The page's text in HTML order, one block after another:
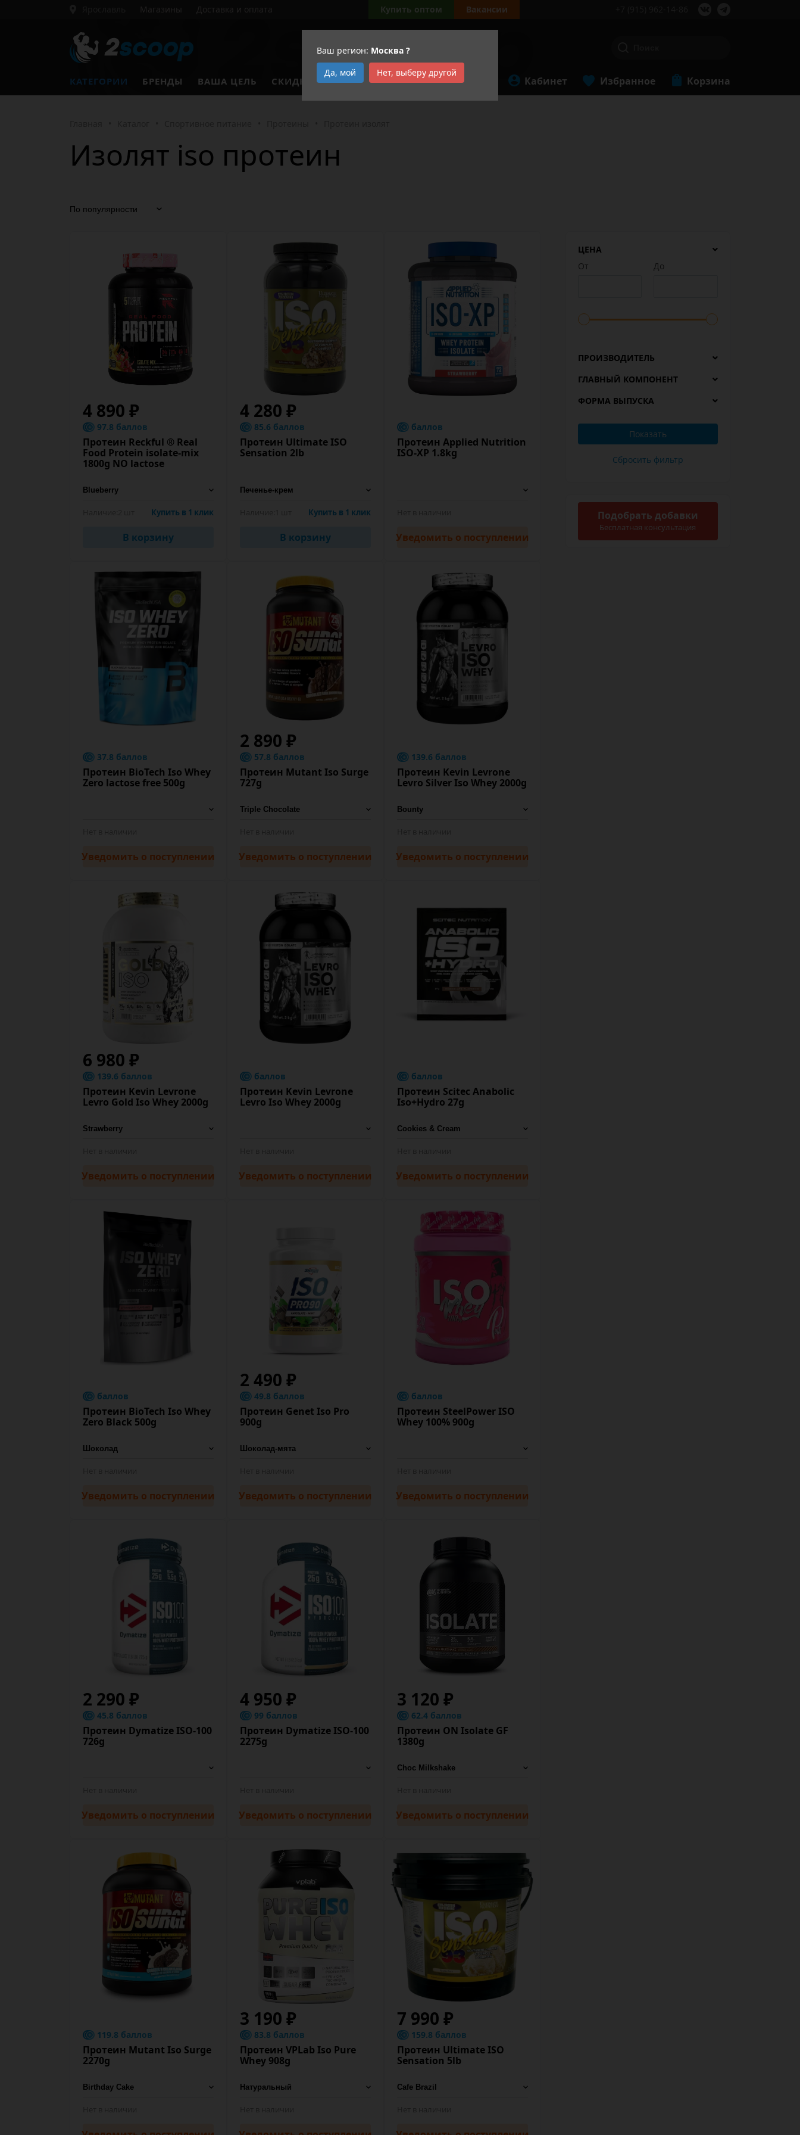
Ваш регион: Москва ?
Да, мой
Нет, выберу другой
Магазины Доставка и оплата Купить оптом Вакансии
КАТЕГОРИИ БРЕНДЫ ВАША ЦЕЛЬ СКИДКИ АКЦИИ Кабинет Избранное Корзина
Изолят iso протеин
ЦЕНА
От
До
ПРОИЗВОДИТЕЛЬ
ГЛАВНЫЙ КОМПОНЕНТ
ФОРМА ВЫПУСКА
Подобрать добавки
Бесплатная консультация
4 890 ₽
97.8 баллов
Протеин Reckful ® Real
Food Protein isolate-mix
1800g NO lactose
Купить в 1 клик
В корзину
4 280 ₽
85.6 баллов
Протеин Ultimate ISO
Sensation 2lb
Купить в 1 клик
В корзину
баллов
Протеин Applied Nutrition
ISO-XP 1.8kg
Уведомить о поступлении
37.8 баллов
Протеин BioTech Iso Whey
Zero lactose free 500g
Уведомить о поступлении
2 890 ₽
57.8 баллов
Протеин Mutant Iso Surge
727g
Уведомить о поступлении
139.6 баллов
Протеин Kevin Levrone
Levro Silver Iso Whey 2000g
Уведомить о поступлении
6 980 ₽
139.6 баллов
Протеин Kevin Levrone
Levro Gold Iso Whey 2000g
Уведомить о поступлении
баллов
Протеин Kevin Levrone
Levro Iso Whey 2000g
Уведомить о поступлении
баллов
Протеин Scitec Anabolic
Iso+Hydro 27g
Уведомить о поступлении
баллов
Протеин BioTech Iso Whey
Zero Black 500g
Уведомить о поступлении
2 490 ₽
49.8 баллов
Протеин Genet Iso Pro
900g
Уведомить о поступлении
баллов
Протеин SteelPower ISO
Whey 100% 900g
Уведомить о поступлении
2 290 ₽
45.8 баллов
Протеин Dymatize ISO-100
726g
Уведомить о поступлении
4 950 ₽
99 баллов
Протеин Dymatize ISO-100
2275g
Уведомить о поступлении
3 120 ₽
62.4 баллов
Протеин ON Isolate GF
1380g
Уведомить о поступлении
119.8 баллов
Протеин Mutant Iso Surge
2270g
3 190 ₽
83.8 баллов
Протеин VPLab Iso Pure
Whey 908g
7 990 ₽
159.8 баллов
Протеин Ultimate ISO
Sensation 5lb